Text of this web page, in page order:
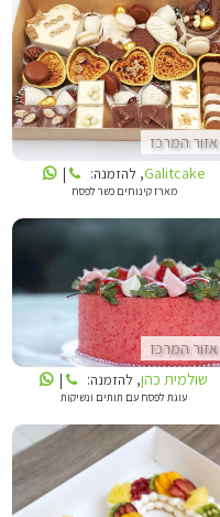
אזור המרכז
GALITCAKE
Galitcake, להזמנה: |
מארז קינוחים כשר לפסח
אזור המרכז
שולמית כהן
שולמית כהן, להזמנה: |
עוגת לפסח עם תותים ונשיקות